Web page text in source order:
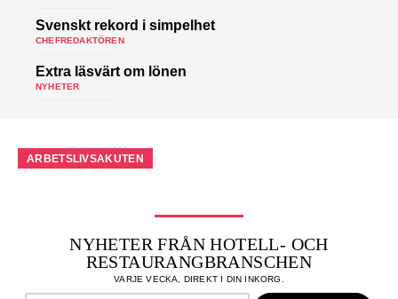
Svenskt rekord i simpelhet
CHEFREDAKTÖREN
Extra läsvärt om lönen
NYHETER
ARBETSLIVSAKUTEN
NYHETER FRÅN HOTELL- OCH
RESTAURANGBRANSCHEN
VARJE VECKA, DIREKT I DIN INKORG.